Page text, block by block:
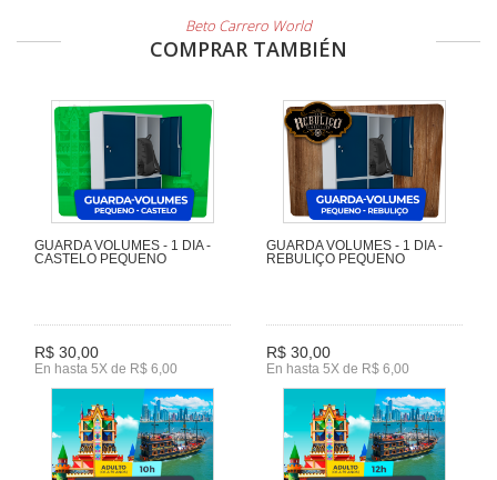
Beto Carrero World
COMPRAR TAMBIÉN
GUARDA VOLUMES - 1 DIA -
CASTELO PEQUENO
R$ 30,00
En hasta 5X de R$ 6,00
GUARDA VOLUMES - 1 DIA -
REBULIÇO PEQUENO
R$ 30,00
En hasta 5X de R$ 6,00